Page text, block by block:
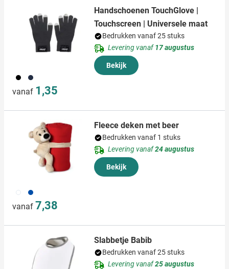
001 307
vanaf 1,35
Handschoenen TouchGlove |
Touchscreen | Universele maat
Bedrukken vanaf 25 stuks
Levering vanaf17 augustus
Bekijk
002 005
vanaf 7,38
Fleece deken met beer
Bedrukken vanaf 1 stuks
Levering vanaf24 augustus
Bekijk
Slabbetje Babib
Bedrukken vanaf 25 stuks
Levering vanaf25 augustus